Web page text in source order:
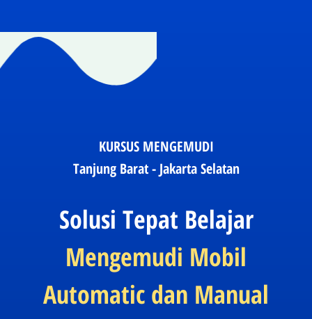
KURSUS MENGEMUDI
Tanjung Barat - Jakarta Selatan
Solusi Tepat Belajar
Mengemudi Mobil
Automatic dan Manual